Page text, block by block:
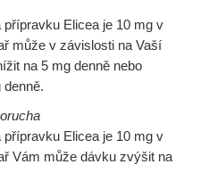
Elicea je 10 mg v
může v závislosti na Vaší
na 5 mg denně nebo
Elicea je 10 mg v
Vám může dávku zvýšit na